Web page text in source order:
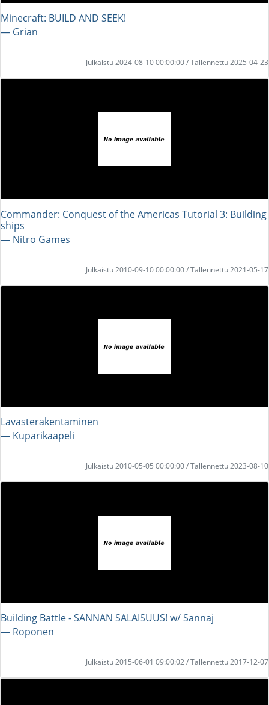
Minecraft: BUILD AND SEEK!
― Grian
Julkaistu 2024-08-10 00:00:00 / Tallennettu 2025-04-23
Commander: Conquest of the Americas Tutorial 3: Building
ships
― Nitro Games
Julkaistu 2010-09-10 00:00:00 / Tallennettu 2021-05-17
Lavasterakentaminen
― Kuparikaapeli
Julkaistu 2010-05-05 00:00:00 / Tallennettu 2023-08-10
Building Battle - SANNAN SALAISUUS! w/ Sannaj
― Roponen
Julkaistu 2015-06-01 09:00:02 / Tallennettu 2017-12-07